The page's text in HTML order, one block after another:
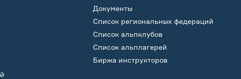
Документы
Список региональных федераций
Список альпклубов
Список альплагерей
Биржа инструкторов